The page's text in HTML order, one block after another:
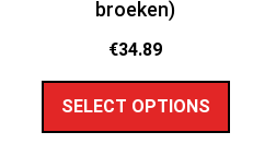
broeken)
€34.89
SELECT OPTIONS